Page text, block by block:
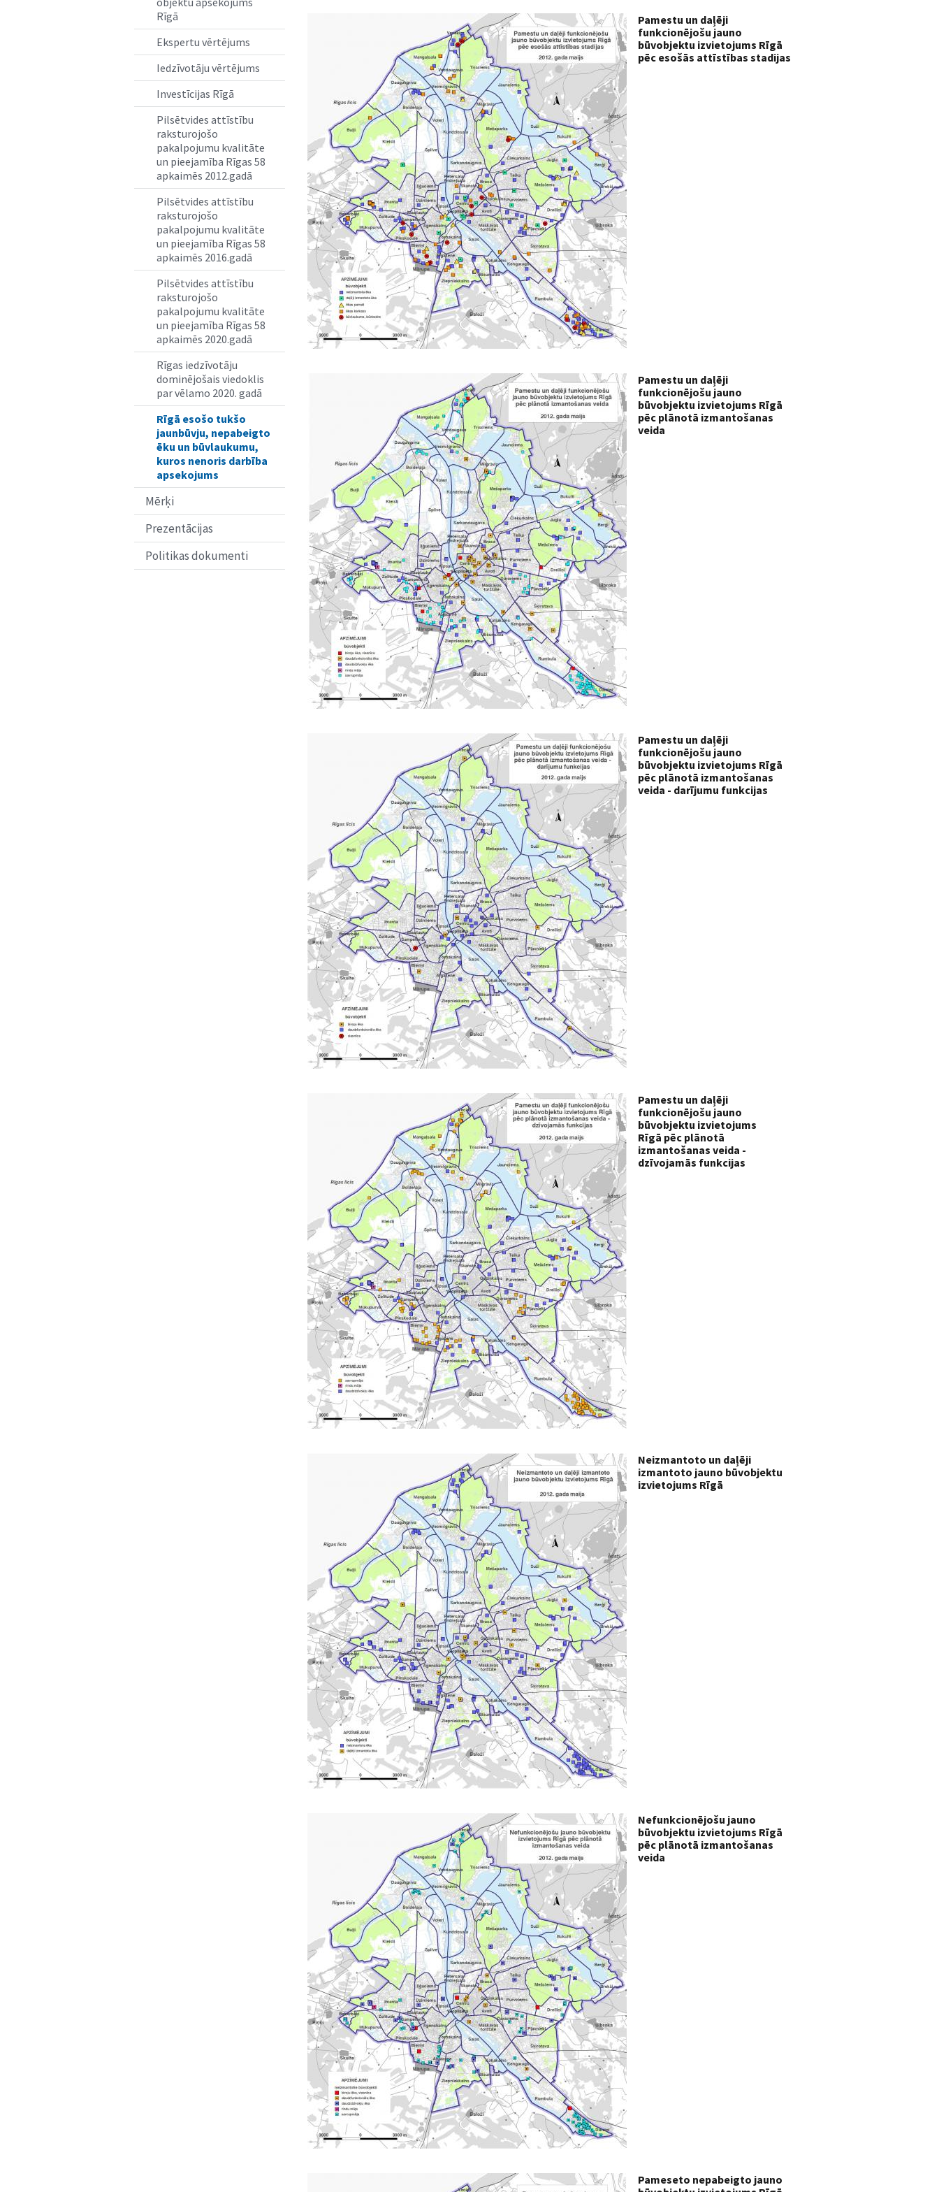
Rīgā
Ekspertu vērtējums
Iedzīvotāju vērtējums
Investīcijas Rīgā
Pilsētvides attīstību
raksturojošo
pakalpojumu kvalitāte
un pieejamība Rīgas 58
apkaimēs 2012.gadā
Pilsētvides attīstību
raksturojošo
pakalpojumu kvalitāte
un pieejamība Rīgas 58
apkaimēs 2016.gadā
Pilsētvides attīstību
raksturojošo
pakalpojumu kvalitāte
un pieejamība Rīgas 58
apkaimēs 2020.gadā
Rīgas iedzīvotāju
dominējošais viedoklis
par vēlamo 2020. gadā
Rīgā esošo tukšo
jaunbūvju, nepabeigto
ēku un būvlaukumu,
kuros nenoris darbība
apsekojums
Mērķi
Prezentācijas
Politikas dokumenti
Pamestu un daļēji
funkcionējošu jauno
būvobjektu izvietojums Rīgā
pēc esošās attīstības stadijas
Pamestu un daļēji
funkcionējošu jauno
būvobjektu izvietojums Rīgā
pēc plānotā izmantošanas
veida
Pamestu un daļēji
funkcionējošu jauno
būvobjektu izvietojums Rīgā
pēc plānotā izmantošanas
veida - darījumu funkcijas
Pamestu un daļēji
funkcionējošu jauno
būvobjektu izvietojums
Rīgā pēc plānotā
izmantošanas veida -
dzīvojamās funkcijas
Neizmantoto un daļēji
izmantoto jauno būvobjektu
izvietojums Rīgā
Nefunkcionējošu jauno
būvobjektu izvietojums Rīgā
pēc plānotā izmantošanas
veida
Pameseto nepabeigto jauno